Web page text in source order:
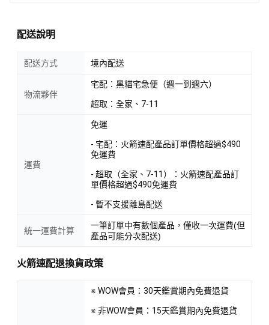
配送說明
配送方式 境內配送
物流夥伴
宅配：黑貓宅急便（週一到週六）
超取：全家、7-11
運費
免運
- 宅配：火箭速配產品訂單價格超過$490
免運費
- 超取（全家、7-11）：火箭速配產品訂
單價格超過$490免運費
- 暫不支援離島配送
統一運費計算
一筆訂單中有數個產品，僅收一次運費(但
產品可能分次配送)
火箭速配退換貨政策
※ WOW會員：30天鑑賞期內免費退貨
※ 非WOW會員：15天鑑賞期內免費退貨